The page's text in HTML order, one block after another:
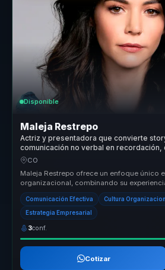
Disponible
Maleja Restrepo
Actriz y presentadora que convierte
comunicación no verbal en recordación,
para equipos.
CO
Maleja Restrepo ofrece un enfoque único
organizacional, combinando su
rigor periodístico ...
Comunicación Efectiva Cultura
Estrategia Empresarial
3conf.
Cotizar